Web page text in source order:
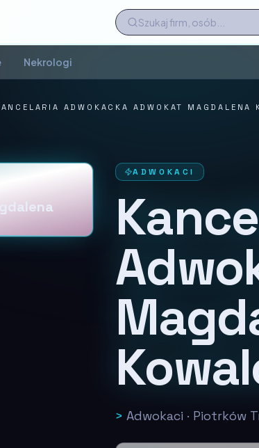
Nekrologi
ADWOKACKA ADWOKAT MAGDALENA
ADWOKACI
> Adwokaci · Piotrków